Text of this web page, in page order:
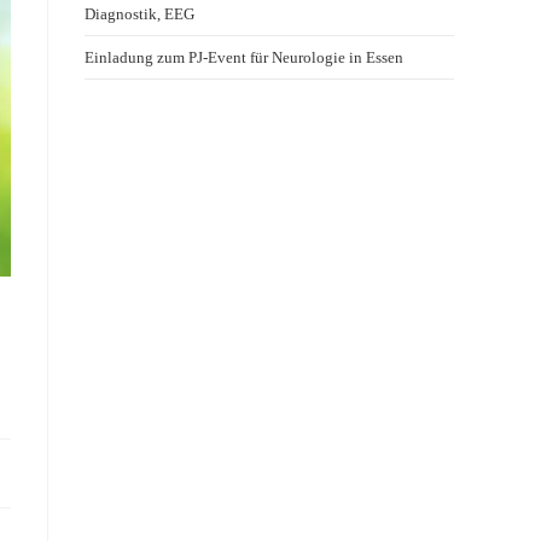
Diagnostik, EEG
Einladung zum PJ-Event für Neurologie in Essen